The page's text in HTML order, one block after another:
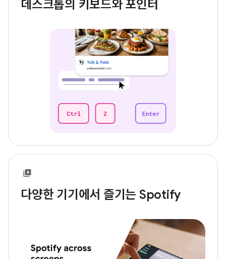
데스크톱의 키보드와 포인터
다양한 기기에서 즐기는 Spotify